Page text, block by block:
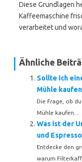
Diese Grundlagen
Kaffeemaschine
verarbeitet und
Ähnliche
Sollte ich
Mühle
Die Frage, ob
Mühle kaufen...
Was ist der
und
Entdecke den
warum